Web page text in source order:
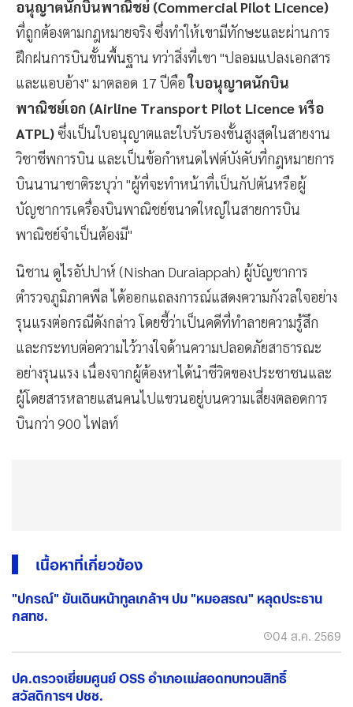
อนุญาตนักบินพาณิชย์ (Commercial Pilot Licence)
ที่ถูกต้องตามกฎหมายจริง ซึ่งทำให้เขามีทักษะและผ่านการ
ฝึกฝนการบินขั้นพื้นฐาน ทว่าสิ่งที่เขา "ปลอมแปลงเอกสาร
และแอบอ้าง" มาตลอด 17 ปีคือใบอนุญาตนักบิน
พาณิชย์เอก (Airline Transport Pilot Licence หรือ
ATPL)ซึ่งเป็นใบอนุญาตและใบรับรองขั้นสูงสุดในสายงาน
วิชาชีพการบิน และเป็นข้อกำหนดไฟต์บังคับที่กฎหมายการ
บินนานาชาติระบุว่า "ผู้ที่จะทำหน้าที่เป็นกัปตันหรือผู้
บัญชาการเครื่องบินพาณิชย์ขนาดใหญ่ในสายการบิน
พาณิชย์จำเป็นต้องมี"
นิชาน ดูไรอัปปาห์ (Nishan Duraiappah) ผู้บัญชาการ
ตำรวจภูมิภาคพีล ได้ออกแถลงการณ์แสดงความกังวลใจอย่าง
รุนแรงต่อกรณีดังกล่าว โดยชี้ว่าเป็นคดีที่ทำลายความรู้สึก
และกระทบต่อความไว้วางใจด้านความปลอดภัยสาธารณะ
อย่างรุนแรง เนื่องจากผู้ต้องหาได้นำชีวิตของประชาชนและ
ผู้โดยสารหลายแสนคนไปแขวนอยู่บนความเสี่ยงตลอดการ
บินกว่า 900 ไฟลท์
เนื้อหาที่เกี่ยวข้อง
"ปกรณ์" ยันเดินหน้าทูลเกล้าฯ ปม "หมอสรณ" หลุดประธาน
กสทช.
04 ส.ค. 2569
ปค.ตรวจเยี่ยมศูนย์ OSS อำเภอแม่สอดทบทวนสิทธิ์
สวัสดิการฯ ปชช.